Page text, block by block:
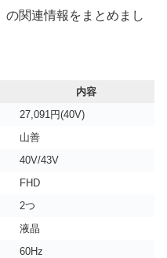
の関連情報をまとめまし
内容
27,091円(40V)
山善
40V/43V
FHD
‎2つ
液晶
60Hz